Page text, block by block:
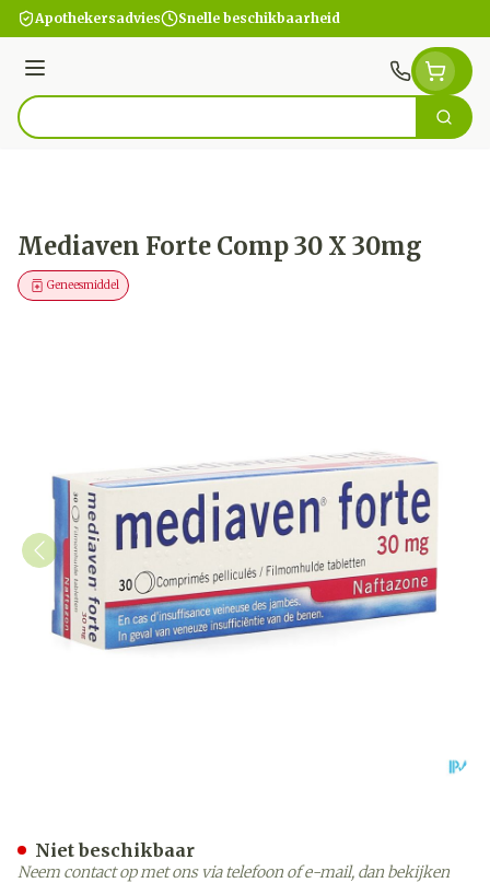
Ga naar de inhoud
Apothekersadvies Snelle beschikbaarheid
Menu
Product, merk, categorie... Zoek
Mediaven Forte Comp 30 X 30mg
Geneesmiddel
Niet beschikbaar
Neem contact op met ons via telefoon of e-mail, dan bekijken